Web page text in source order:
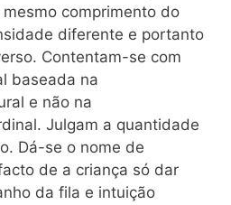
comprimento do
diferente e portanto
Contentam-se com
baseada na
e não na
Julgam a quantidade
Dá-se o nome de
de a criança só dar
da fila e intuição